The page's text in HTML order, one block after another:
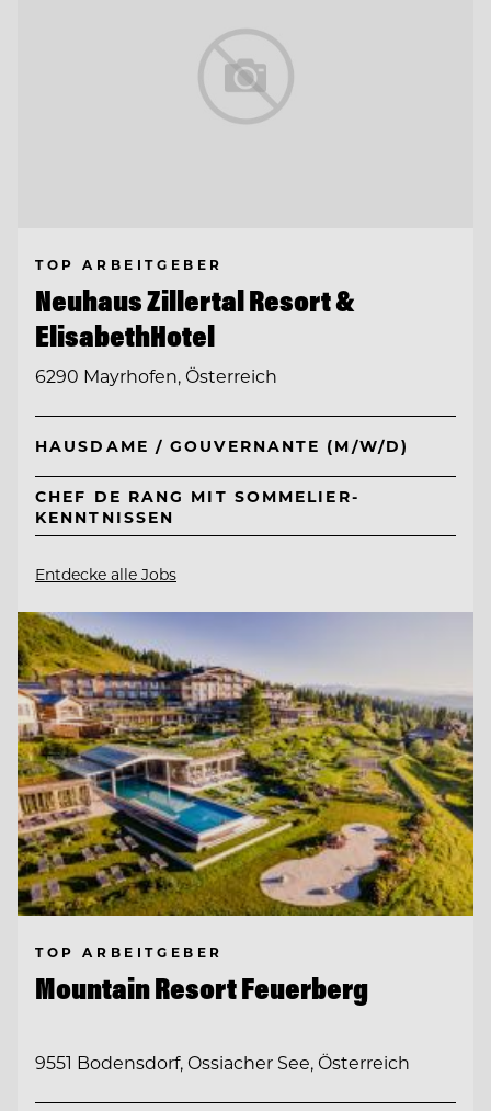
TOP ARBEITGEBER
Neuhaus Zillertal Resort &
ElisabethHotel
6290 Mayrhofen, Österreich
HAUSDAME / GOUVERNANTE (M/W/D)
CHEF DE RANG MIT SOMMELIER-
KENNTNISSEN
Entdecke alle Jobs
TOP ARBEITGEBER
Mountain Resort Feuerberg
9551 Bodensdorf, Ossiacher See, Österreich